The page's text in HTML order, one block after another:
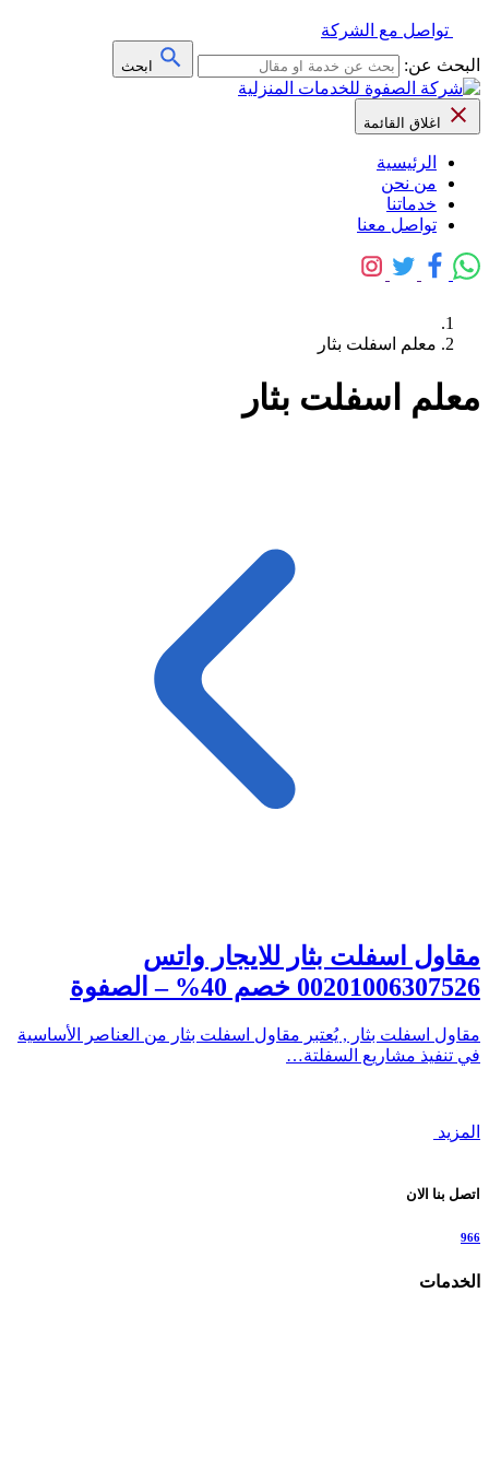
تواصل مع الشركة
البحث عن:
ابحث
اغلاق القائمة
الرئيسية
من نحن
خدماتنا
تواصل معنا
معلم اسفلت بثار
معلم اسفلت بثار
مقاول اسفلت بثار للايجار واتس
00201006307526 خصم 40% – الصفوة
مقاول اسفلت بثار , يُعتبر مقاول اسفلت بثار من العناصر الأساسية
في تنفيذ مشاريع السفلتة…
المزيد
اتصل بنا الان
966
الخدمات